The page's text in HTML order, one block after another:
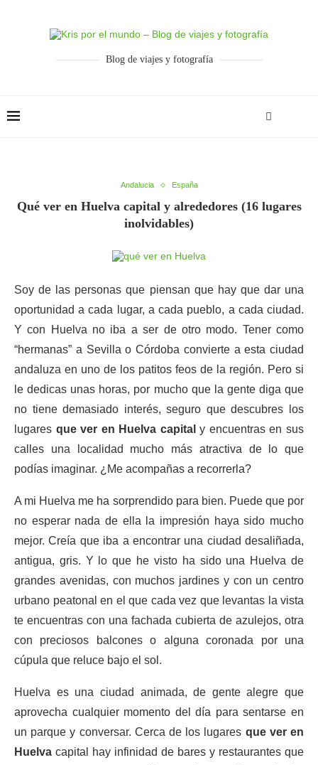
Blog de viajes y fotografía
Andalucia España
Qué ver en Huelva capital y alrededores (16 lugares
inolvidables)
Soy de las personas que piensan que hay que dar una
oportunidad a cada lugar, a cada pueblo, a cada ciudad.
Y con Huelva no iba a ser de otro modo. Tener como
“hermanas” a Sevilla o Córdoba convierte a esta ciudad
andaluza en uno de los patitos feos de la región. Pero si
le dedicas unas horas, por mucho que la gente diga que
no tiene demasiado interés, seguro que descubres los
lugares que ver en Huelva capital y encuentras en sus
calles una localidad mucho más atractiva de lo que
podías imaginar. ¿Me acompañas a recorrerla?
A mi Huelva me ha sorprendido para bien. Puede que por
no esperar nada de ella la impresión haya sido mucho
mejor. Creía que iba a encontrar una ciudad desaliñada,
antigua, gris. Y lo que he visto ha sido una Huelva de
grandes avenidas, con muchos jardines y con un centro
urbano peatonal en el que cada vez que levantas la vista
te encuentras con una fachada cubierta de azulejos, otra
con preciosos balcones o alguna coronada por una
cúpula que reluce bajo el sol.
Huelva es una ciudad animada, de gente alegre que
aprovecha cualquier momento del día para sentarse en
un parque y conversar. Cerca de los lugares que ver en
Huelva capital hay infinidad de bares y restaurantes que